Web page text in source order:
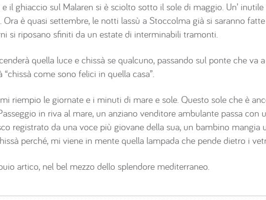
e il ghiaccio sul Malaren si è sciolto sotto il sole di maggio. Un’
è quasi settembre, le notti lassù a Stoccolma già si saranno
si riposano sfiniti da un estate di interminabili tramonti.
quella luce e chissà se qualcuno, passando sul ponte che va
come sono felici in quella casa”.
riempio le giornate e i minuti di mare e sole. Questo sole che è
in riva al mare, un anziano venditore ambulante passa con
registrato da una voce più giovane della sua, un bambino mangia
perché, mi viene in mente quella lampada che pende dietro i
artico, nel bel mezzo dello splendore mediterraneo.